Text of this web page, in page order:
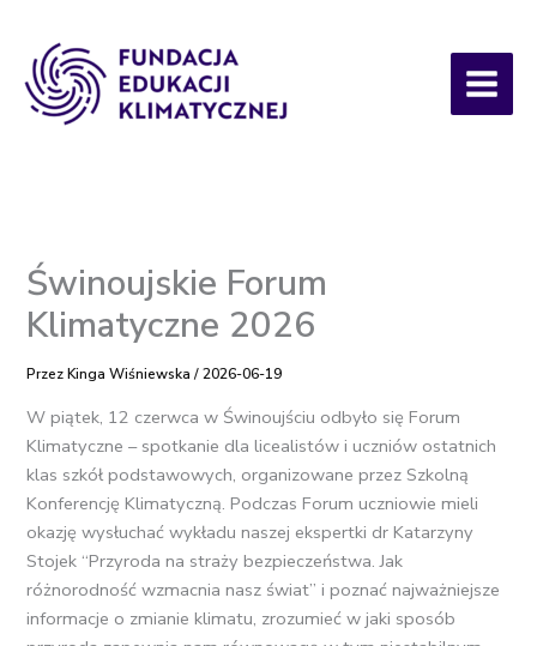
treści
Świnoujskie Forum
Klimatyczne 2026
PrzezKinga Wiśniewska/2026-06-19
W piątek, 12 czerwca w Świnoujściu odbyło się Forum
Klimatyczne – spotkanie dla licealistów i uczniów ostatnich
klas szkół podstawowych, organizowane przez Szkolną
Konferencję Klimatyczną. Podczas Forum uczniowie mieli
okazję wysłuchać wykładu naszej ekspertki dr Katarzyny
Stojek “Przyroda na straży bezpieczeństwa. Jak
różnorodność wzmacnia nasz świat” i poznać najważniejsze
informacje o zmianie klimatu, zrozumieć w jaki sposób